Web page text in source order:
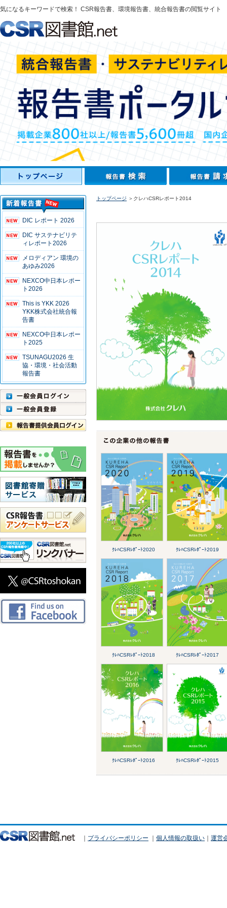
気になるキーワードで検索！ CSR報告書、環境報告書、統合報告書の閲覧サイト
DIC レポート 2026
DIC サステナビリテ
ィレポート2026
メロディアン 環境の
あゆみ2026
NEXCO中日本レポー
ト2026
This is YKK 2026
YKK株式会社統合報
告書
NEXCO中日本レポー
ト2025
TSUNAGU2026 生
協・環境・社会活動
報告書
トップページ ＞クレハCSRレポート2014
ｸﾚﾊCSRﾚﾎﾟｰﾄ2020 ｸﾚﾊCSRﾚﾎﾟｰﾄ2019
ｸﾚﾊCSRﾚﾎﾟｰﾄ2018 ｸﾚﾊCSRﾚﾎﾟｰﾄ2017
ｸﾚﾊCSRﾚﾎﾟｰﾄ2016 ｸﾚﾊCSRﾚﾎﾟｰﾄ2015
｜ プライバシーポリシー ｜ 個人情報の取扱い ｜ 運営